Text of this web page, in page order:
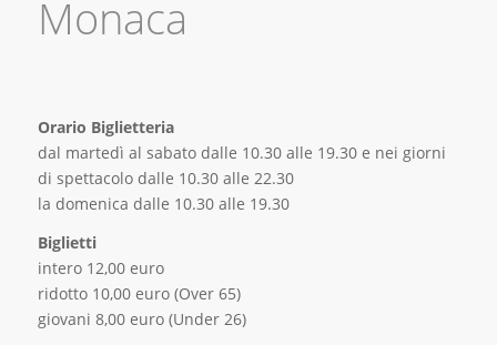
Monaca
Orario Biglietteria
dal martedì al sabato dalle 10.30 alle 19.30 e nei giorni
di spettacolo dalle 10.30 alle 22.30
la domenica dalle 10.30 alle 19.30
Biglietti
intero 12,00 euro
ridotto 10,00 euro (Over 65)
giovani 8,00 euro (Under 26)